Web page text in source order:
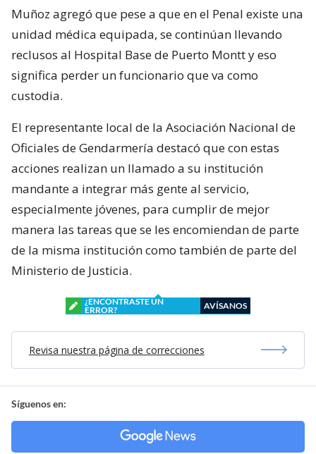
Muñoz agregó que pese a que en el Penal existe una
unidad médica equipada, se continúan llevando
reclusos al Hospital Base de Puerto Montt y eso
significa perder un funcionario que va como
custodia.
El representante local de la Asociación Nacional de
Oficiales de Gendarmería destacó que con estas
acciones realizan un llamado a su institución
mandante a integrar más gente al servicio,
especialmente jóvenes, para cumplir de mejor
manera las tareas que se les encomiendan de parte
de la misma institución como también de parte del
Ministerio de Justicia.
¿ENCONTRASTE UN
ERROR?
AVÍSANOS
Revisa nuestra página de correcciones
Síguenos en: